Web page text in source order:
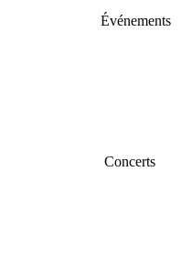
Événements
Concerts